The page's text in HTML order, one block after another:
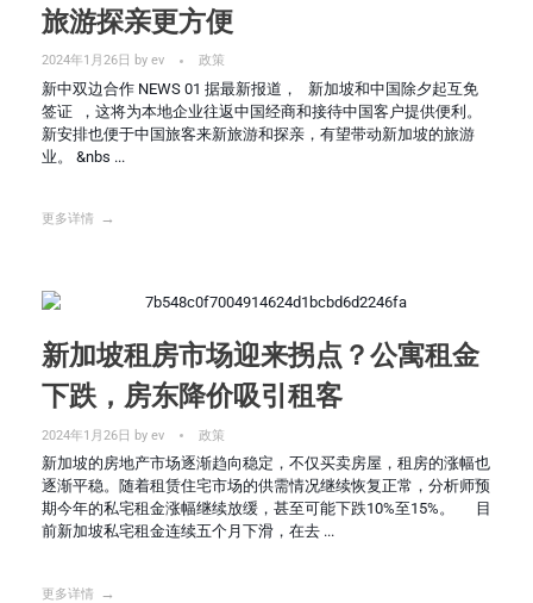
旅游探亲更方便
2024年1月26日 by ev 政策
新中双边合作 NEWS 01 据最新报道， 新加坡和中国除夕起互免
签证 ，这将为本地企业往返中国经商和接待中国客户提供便利。
新安排也便于中国旅客来新旅游和探亲，有望带动新加坡的旅游
业。 &nbs ...
更多详情
新加坡租房市场迎来拐点？公寓租金
下跌，房东降价吸引租客
2024年1月26日 by ev 政策
新加坡的房地产市场逐渐趋向稳定，不仅买卖房屋，租房的涨幅也
逐渐平稳。随着租赁住宅市场的供需情况继续恢复正常，分析师预
期今年的私宅租金涨幅继续放缓，甚至可能下跌10%至15%。 目
前新加坡私宅租金连续五个月下滑，在去 ...
更多详情